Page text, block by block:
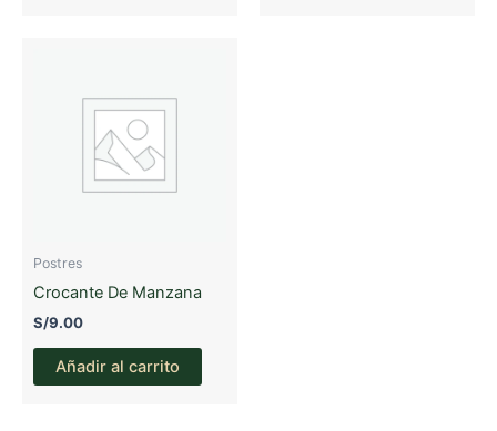
Postres
Crocante De Manzana
S/9.00
Añadir al carrito